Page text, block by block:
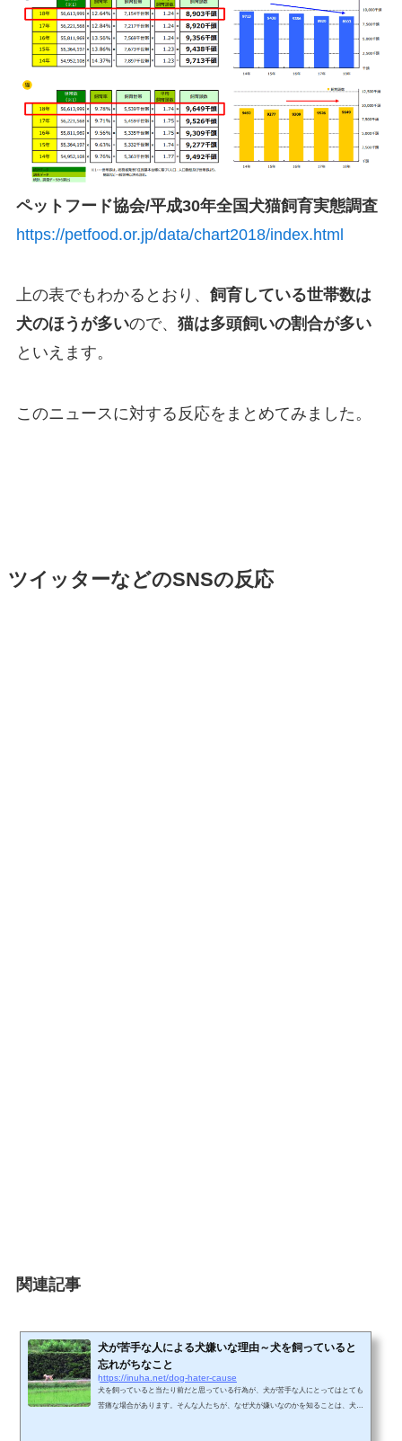
ペットフード協会/平成30年全国犬猫飼育実態調査
https://petfood.or.jp/data/chart2018/index.html
上の表でもわかるとおり、 飼育している世帯数は
犬のほうが多いので、 猫は多頭飼いの割合が多い
といえます。
このニュースに対する反応をまとめてみました。
ツイッターなどのSNSの反応
関連記事
犬が苦手な人による犬嫌いな理由～犬を飼っていると
忘れがちなこと
https://inuha.net/dog-hater-cause
犬を飼っていると当たり前だと思っている行為が、犬が苦手な人にとってはとても
苦痛な場合があります。そんな人たちが、なぜ犬が嫌いなのかを知ることは、犬を